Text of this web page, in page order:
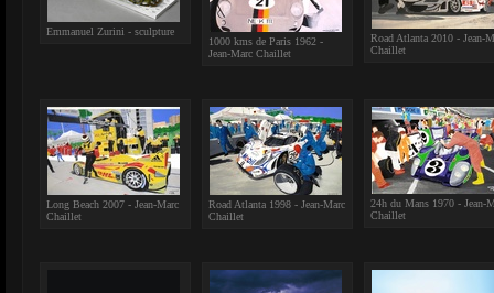
Emmanuel Zurini - sculpture
1000 kms de Paris 1962 -
Jean-Marc Chaillet
Road Atlanta 2010 - Jean-
Chaillet
Long Beach 2007 - Jean-Marc
Chaillet
Road Atlanta 1998 - Jean-Marc
Chaillet
24h du Mans 1970 - Jean-
Chaillet